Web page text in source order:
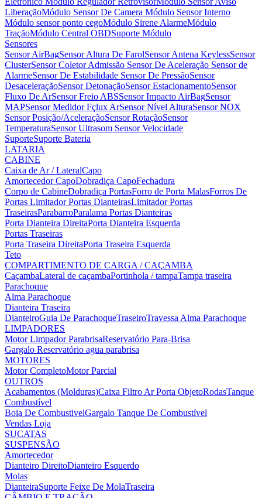
LiberaçãoMódulo Sensor De Camera Módulo Sensor Interno
Módulo sensor ponto cegoMódulo Sirene AlarmeMódulo
TraçãoMódulo Central OBDSuporte Módulo
Sensores
Sensor AirBagSensor Altura De FarolSensor Antena KeylessSensor
ClusterSensor Coletor Admissão Sensor De Aceleração Sensor de
AlarmeSensor De Estabilidade Sensor De PressãoSensor
DesaceleraçãoSensor DetonaçãoSensor EstacionamentoSensor
Fluxo De ArSensor Freio ABSSensor Impacto AirBagSensor
MAPSensor Medidor Fçlux ArSensor Nível AlturaSensor NOX
Sensor Posição/AceleraçãoSensor RotaçãoSensor
TemperaturaSensor Ultrasom Sensor Velocidade
SuporteSuporte Bateria
LATARIA
CABINE
Caixa de Ar / LateralCapo
Amortecedor CapoDobradiça CapoFechadura
Corpo de CabineDobradiça PortasForro de Porta MalasForros De
Portas Limitador Portas DianteirasLimitador Portas
TraseirasParabarroParalama Portas Dianteiras
Porta Dianteira DireitaPorta Dianteira Esquerda
Portas Traseiras
Porta Traseira DireitaPorta Traseira Esquerda
Teto
COMPARTIMENTO DE CARGA / CAÇAMBA
CaçambaLateral de caçambaPortinhola / tampaTampa traseira
Parachoque
Alma Parachoque
Dianteira Traseira
DianteiroGuia De ParachoqueTraseiroTravessa Alma Parachoque
LIMPADORES
Motor Limpador ParabrisaReservatório Para-Brisa
Gargalo Reservatório agua parabrisa
MOTORES
Motor CompletoMotor Parcial
OUTROS
Acabamentos (Molduras)Caixa Filtro ArPorta ObjetoRodasTanque
Combustível
Boia De CombustivelGargalo Tanque De Combustível
Vendas Loja
SUCATAS
SUSPENSÃO
Amortecedor
Dianteiro DireitoDianteiro Esquerdo
Molas
DianteiraSuporte Feixe De MolaTraseira